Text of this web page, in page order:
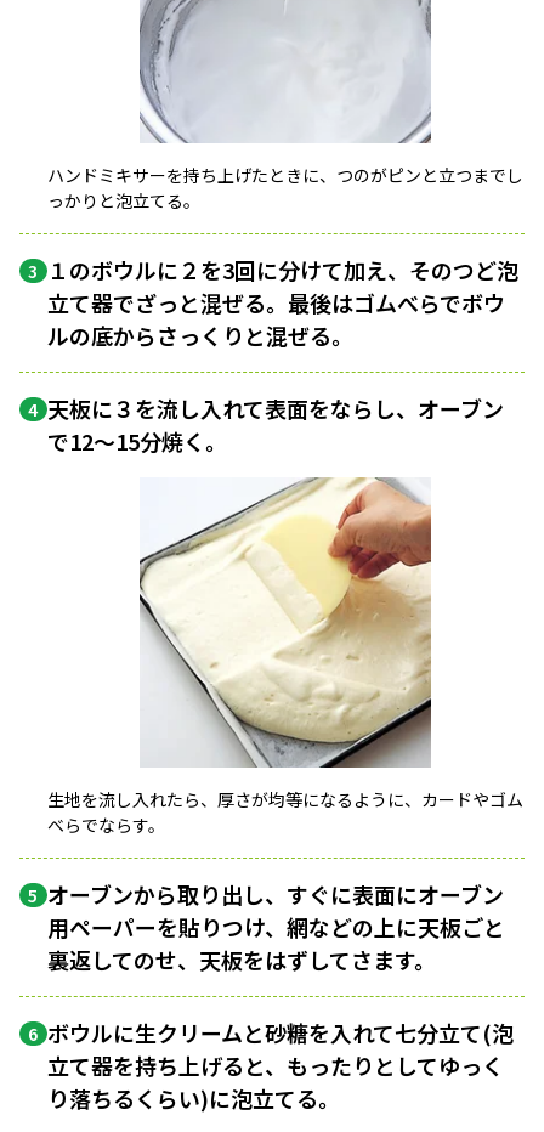
ハンドミキサーを持ち上げたときに、つのがピンと立つまでし
っかりと泡立てる。
3 １のボウルに２を3回に分けて加え、そのつど泡
立て器でざっと混ぜる。最後はゴムべらでボウ
ルの底からさっくりと混ぜる。
4 天板に３を流し入れて表面をならし、オーブン
で12〜15分焼く。
生地を流し入れたら、厚さが均等になるように、カードやゴム
べらでならす。
5 オーブンから取り出し、すぐに表面にオーブン
用ペーパーを貼りつけ、網などの上に天板ごと
裏返してのせ、天板をはずしてさます。
6 ボウルに生クリームと砂糖を入れて七分立て(泡
立て器を持ち上げると、もったりとしてゆっく
り落ちるくらい)に泡立てる。